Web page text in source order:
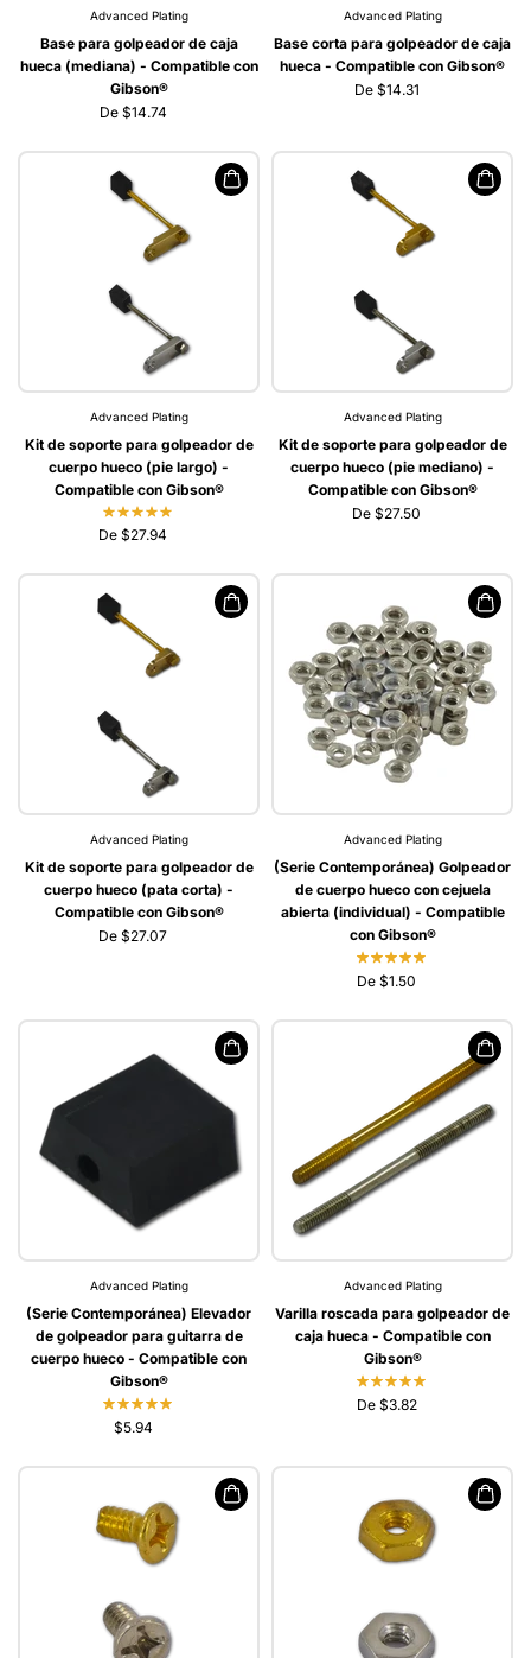
Advanced Plating
Base para golpeador de caja
hueca (mediana) - Compatible con
Gibson®
De $14.74
Advanced Plating
Base corta para golpeador de caja
hueca - Compatible con Gibson®
De $14.31
Advanced Plating
Kit de soporte para golpeador de
cuerpo hueco (pie largo) -
Compatible con Gibson®
De $27.94
Advanced Plating
Kit de soporte para golpeador de
cuerpo hueco (pie mediano) -
Compatible con Gibson®
De $27.50
Advanced Plating
Kit de soporte para golpeador de
cuerpo hueco (pata corta) -
Compatible con Gibson®
De $27.07
Advanced Plating
(Serie Contemporánea) Golpeador
de cuerpo hueco con cejuela
abierta (individual) - Compatible
con Gibson®
De $1.50
Advanced Plating
(Serie Contemporánea) Elevador
de golpeador para guitarra de
cuerpo hueco - Compatible con
Gibson®
$5.94
Advanced Plating
Varilla roscada para golpeador de
caja hueca - Compatible con
Gibson®
De $3.82